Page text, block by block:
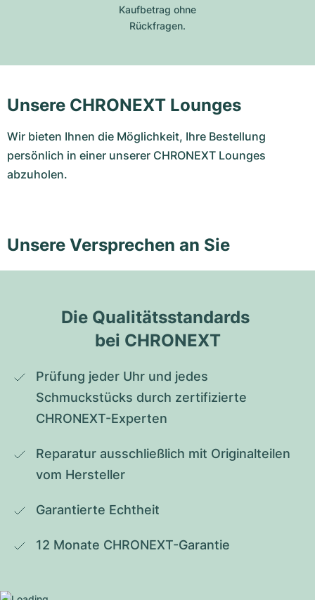
Kaufbetrag ohne
Rückfragen.
Unsere CHRONEXT Lounges
Wir bieten Ihnen die Möglichkeit, Ihre Bestellung
persönlich in einer unserer CHRONEXT Lounges
abzuholen.
Unsere Versprechen an Sie
Die Qualitätsstandards
bei CHRONEXT
Prüfung jeder Uhr und jedes
Schmuckstücks durch zertifizierte
CHRONEXT-Experten
Reparatur ausschließlich mit Originalteilen
vom Hersteller
Garantierte Echtheit
12 Monate CHRONEXT-Garantie